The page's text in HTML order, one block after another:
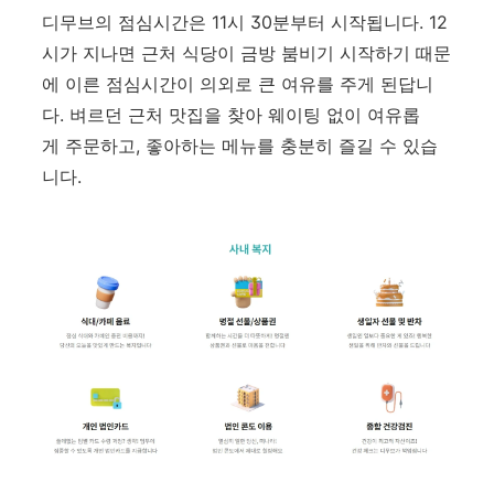
디무브의 점심시간은 11시 30분부터 시작됩니다. 12
시가 지나면 근처 식당이 금방 붐비기 시작하기 때문
에 이른 점심시간이 의외로 큰 여유를 주게 된답니
다. 벼르던 근처 맛집을 찾아 웨이팅 없이 여유롭
게 주문하고, 좋아하는 메뉴를 충분히 즐길 수 있습
니다.